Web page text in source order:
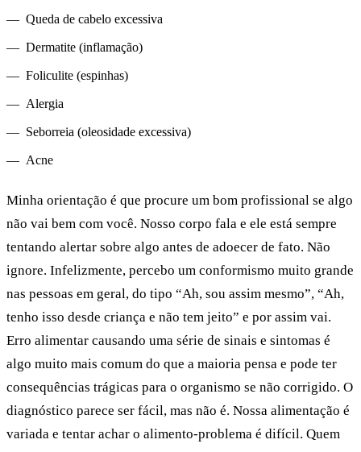
Queda de cabelo excessiva
Dermatite (inflamação)
Foliculite (espinhas)
Alergia
Seborreia (oleosidade excessiva)
Acne
Minha orientação é que procure um bom profissional se algo
não vai bem com você. Nosso corpo fala e ele está sempre
tentando alertar sobre algo antes de adoecer de fato. Não
ignore. Infelizmente, percebo um conformismo muito grande
nas pessoas em geral, do tipo “Ah, sou assim mesmo”, “Ah,
tenho isso desde criança e não tem jeito” e por assim vai.
Erro alimentar causando uma série de sinais e sintomas é
algo muito mais comum do que a maioria pensa e pode ter
consequências trágicas para o organismo se não corrigido. O
diagnóstico parece ser fácil, mas não é. Nossa alimentação é
variada e tentar achar o alimento-problema é difícil. Quem